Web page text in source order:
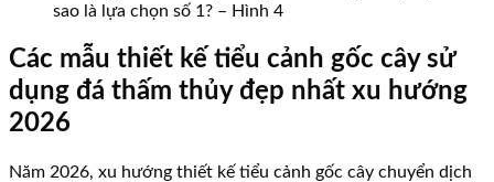
sao là lựa chọn số 1? – Hình 4
Các mẫu thiết kế tiểu cảnh gốc cây sử
dụng đá thấm thủy đẹp nhất xu hướng
2026
Năm 2026, xu hướng thiết kế tiểu cảnh gốc cây chuyển dịch